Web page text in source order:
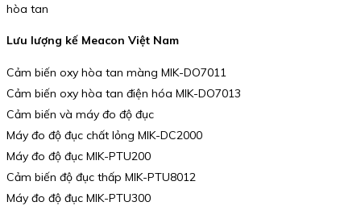
hòa tan
Lưu lượng kế Meacon Việt Nam
Cảm biến oxy hòa tan màng MIK-DO7011
Cảm biến oxy hòa tan điện hóa MIK-DO7013
Cảm biến và máy đo độ đục
Máy đo độ đục chất lỏng MIK-DC2000
Máy đo độ đục MIK-PTU200
Cảm biến độ đục thấp MIK-PTU8012
Máy đo độ đục MIK-PTU300